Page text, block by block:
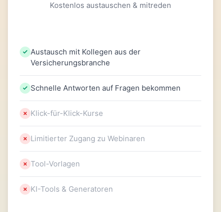
Kostenlos austauschen & mitreden
Austausch mit Kollegen aus der
Versicherungsbranche
Schnelle Antworten auf Fragen bekommen
Klick-für-Klick-Kurse
Limitierter Zugang zu Webinaren
Tool-Vorlagen
KI-Tools & Generatoren